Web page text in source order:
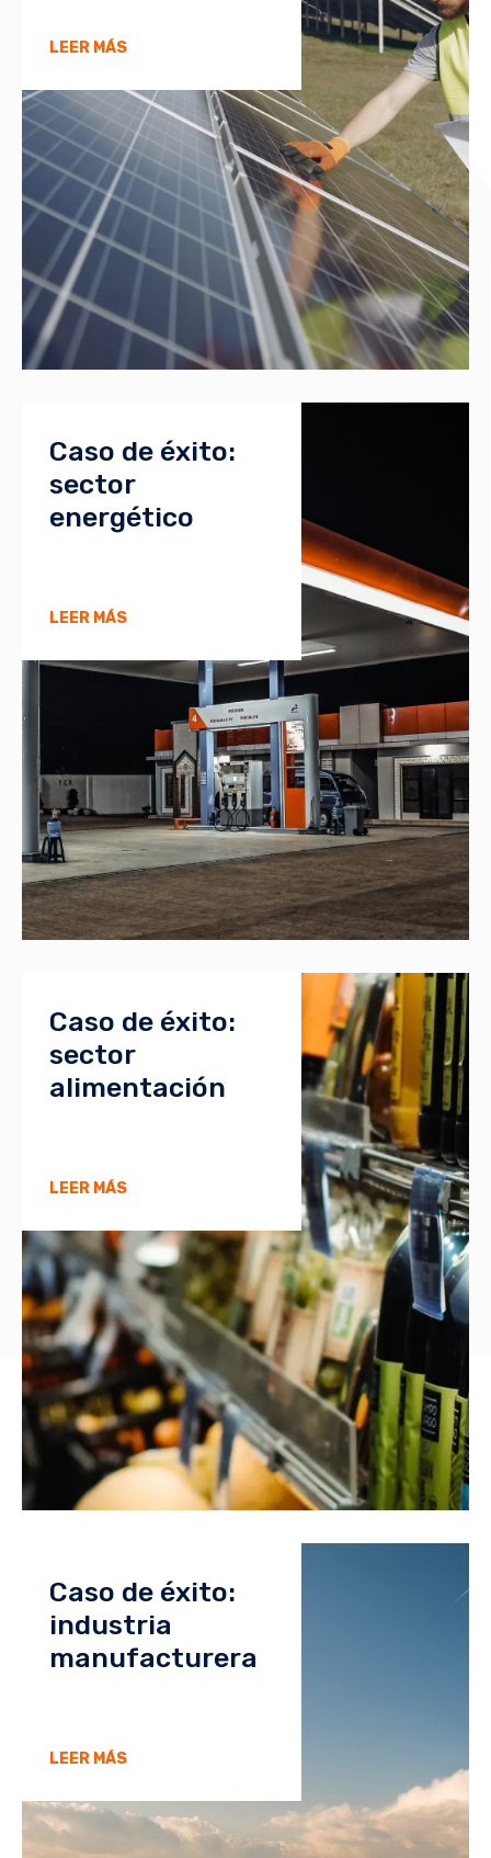
LEER MÁS
Caso de éxito:
sector
energético
LEER MÁS
Caso de éxito:
sector
alimentación
LEER MÁS
Caso de éxito:
industria
manufacturera
LEER MÁS